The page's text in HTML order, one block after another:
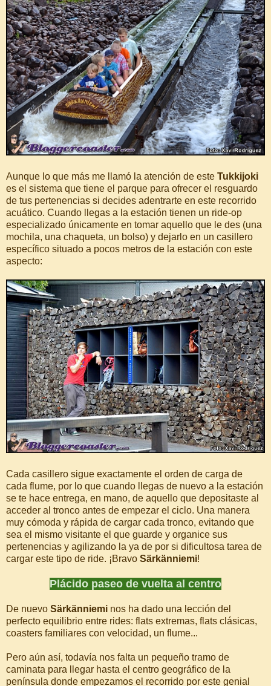
Aunque lo que más me llamó la atención de este Tukkijoki
es el sistema que tiene el parque para ofrecer el resguardo
de tus pertenencias si decides adentrarte en este recorrido
acuático. Cuando llegas a la estación tienen un ride-op
especializado únicamente en tomar aquello que le des (una
mochila, una chaqueta, un bolso) y dejarlo en un casillero
específico situado a pocos metros de la estación con este
aspecto:
Cada casillero sigue exactamente el orden de carga de
cada flume, por lo que cuando llegas de nuevo a la estación
se te hace entrega, en mano, de aquello que depositaste al
acceder al tronco antes de empezar el ciclo. Una manera
muy cómoda y rápida de cargar cada tronco, evitando que
sea el mismo visitante el que guarde y organice sus
pertenencias y agilizando la ya de por si dificultosa tarea de
cargar este tipo de ride. ¡Bravo Särkänniemi!
Plácido paseo de vuelta al centro
De nuevo Särkänniemi nos ha dado una lección del
perfecto equilibrio entre rides: flats extremas, flats clásicas,
coasters familiares con velocidad, un flume...
Pero aún así, todavía nos falta un pequeño tramo de
caminata para llegar hasta el centro geográfico de la
península donde empezamos el recorrido por este genial